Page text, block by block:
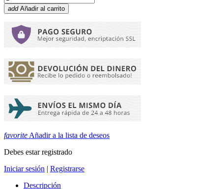
add Añadir al carrito
favorite Añadir a la lista de deseos
Debes estar registrado
Iniciar sesión | Registrarse
Descripción